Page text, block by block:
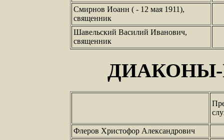
Смирнов Иоанн ( - 12 мая 1911),
священник
Шавельский Василий Иванович,
священник
Флеров Христофор Александрович